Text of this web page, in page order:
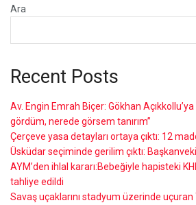
Ara
Recent Posts
Av. Engin Emrah Biçer: Gökhan
gördüm, nerede görsem tanırım”
Çerçeve yasa detayları ortaya çıktı: 12
Üsküdar seçiminde gerilim çıktı:
AYM’den ihlal kararı:Bebeğiyle hapisteki
tahliye edildi
Savaş uçaklarını stadyum üzerinde